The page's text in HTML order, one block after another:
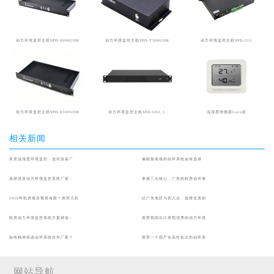
动力环境监控主机SPD-6000GSM 动力环境监控主机SPD-T300GSM 动力环境监控主机SPD-212
动力环境监控主机SPD-6500GSM 动力环境监控主机SPD-U03_1 温湿度传感器Lora款
相关新闻
库房温湿度环境监控：选对设备厂 储能集装箱的动环系统如何选择
选择优质动力环境监控系统厂家： 掌握三点核心，广东的机房动环项
2026年机房项目预算有限？推荐几款 以广东地区为切入点，选择优质的
机房动力环境监控系统方案精选： 推荐我国出口表现优秀的动力环境
如何精准筛选动环系统合作厂家？ 推荐一个国产化高性价比的动环系